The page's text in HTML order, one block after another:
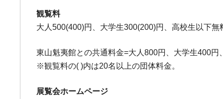
観覧料
大人500(400)円、大学生300(200)円、高校生以下無
東山魁夷館との共通料金=大人800円、大学生400円
※観覧料の( )内は20名以上の団体料金。
展覧会ホームページ